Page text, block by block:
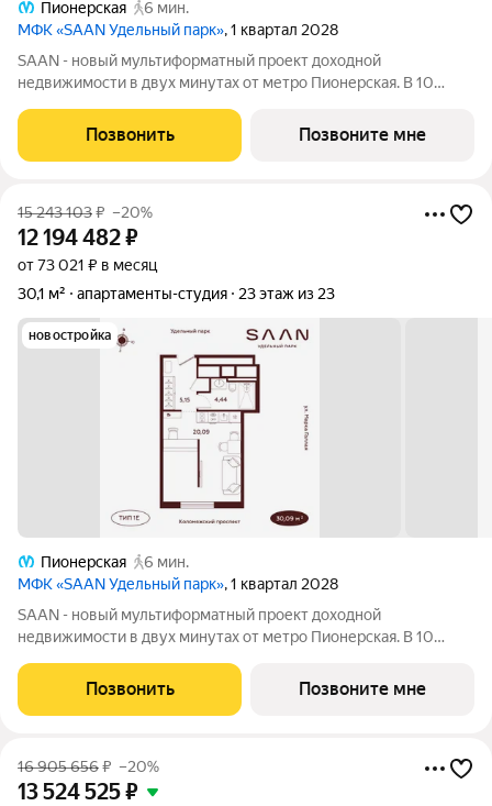
Пионерская
6 мин.
МФК «SAAN Удельный парк», 1 квартал 2028
SAAN - новый мультиформатный проект доходной
недвижимости в двух минутах от метро Пионерская. В 10
представлены различные варианты: от компактных студий до
просторных резиденций с панорамными
Позвонить Позвоните мне
15 243 103₽ –20%
12 194 482₽
от 73 021 ₽ в месяц
30,1 м²
апартаменты-студия 23 этаж из 23
новостройка
Пионерская
6 мин.
МФК «SAAN Удельный парк», 1 квартал 2028
SAAN - новый мультиформатный проект доходной
недвижимости в двух минутах от метро Пионерская. В 10
представлены различные варианты: от компактных студий до
просторных резиденций с панорамными
Позвонить Позвоните мне
16 905 656₽ –20%
13 524 525₽